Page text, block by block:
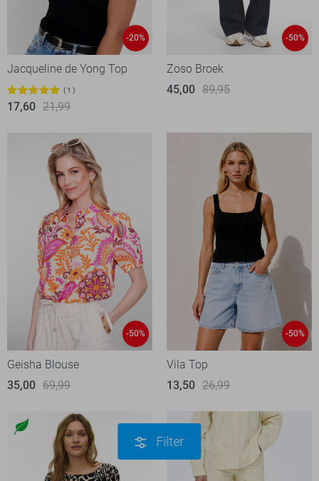
-20%
Jacqueline de Yong Top
1
17,60 21,99
-50%
Zoso Broek
45,00 89,95
-50%
Geisha Blouse
35,00 69,99
-50%
Vila Top
13,50 26,99
Filter